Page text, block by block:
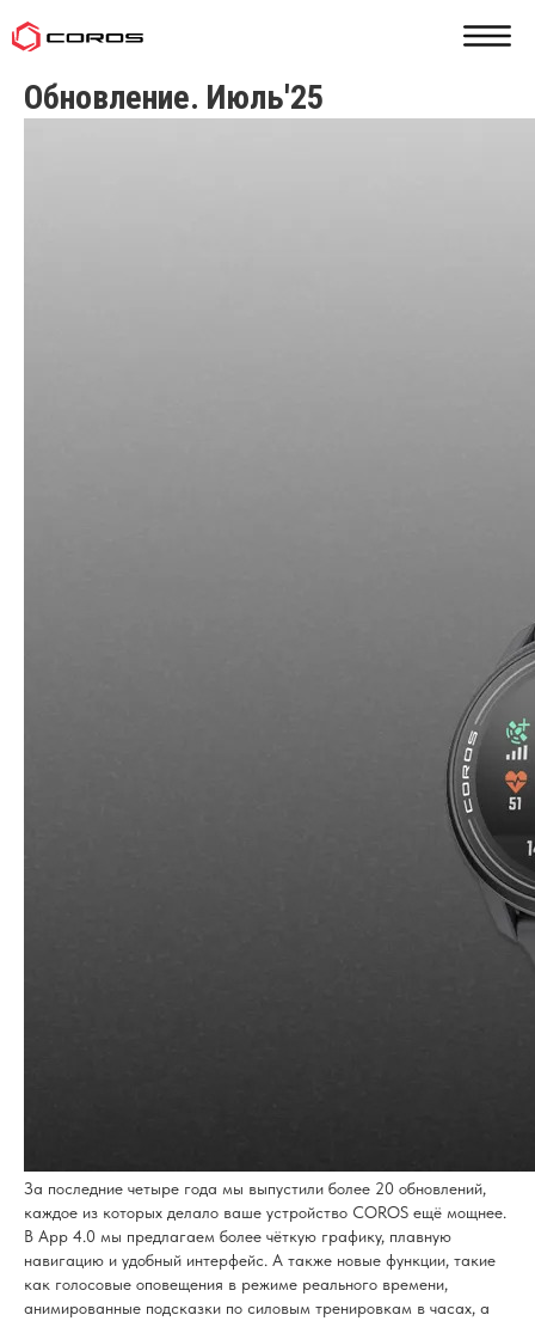
Обновление. Июль'25
За последние четыре года мы выпустили более 20 обновлений,
каждое из которых делало ваше устройство COROS ещё мощнее.
В App 4.0 мы предлагаем более чёткую графику, плавную
навигацию и удобный интерфейс. А также новые функции, такие
как голосовые оповещения в режиме реального времени,
анимированные подсказки по силовым тренировкам в часах, а